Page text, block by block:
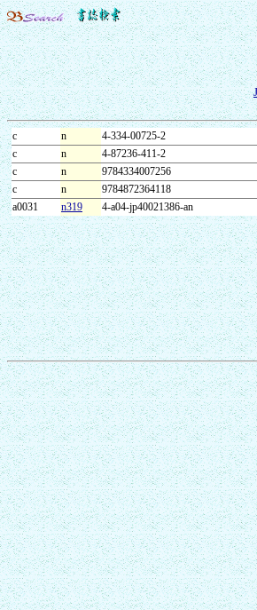
c n 4-334-00725-2
c
n 4-87236-411-2
c
n 9784334007256
c
n 9784872364118
a0031
n319 4-a04-jp40021386-an